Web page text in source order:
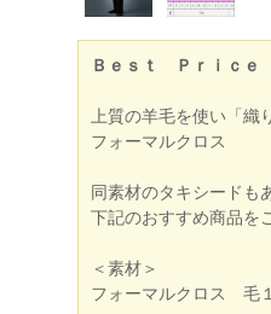
Ｂｅｓｔ Ｐｒｉｃｅ
上質の羊毛を使い「織
フォーマルクロス
同素材のタキシードも
下記のおすすめ商品を
＜素材＞
フォーマルクロス 毛